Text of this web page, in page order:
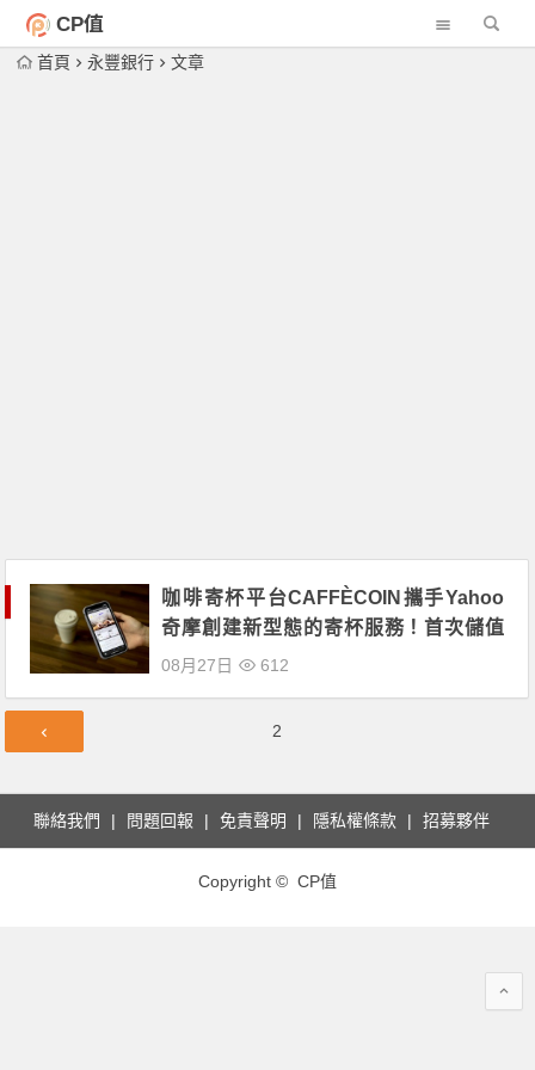
CP值
首頁 永豐銀行 文章
咖啡寄杯平台CAFFÈCOIN攜手Yahoo
奇摩創建新型態的寄杯服務！首次儲值
使用永豐卡更加碼回饋！
08月27日 612
章
2
聯絡我們 問題回報 免責聲明 隱私權條款 招募夥伴
Copyright © CP值